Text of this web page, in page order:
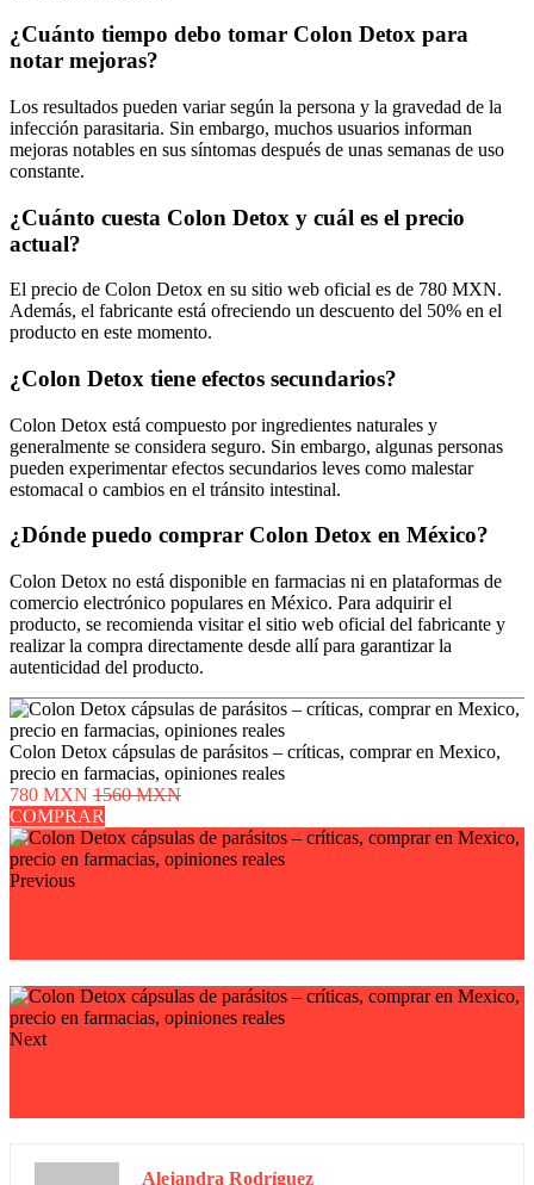
¿Cuánto tiempo debo tomar Colon Detox para
notar mejoras?
Los resultados pueden variar según la persona y la gravedad de la
infección parasitaria. Sin embargo, muchos usuarios informan
mejoras notables en sus síntomas después de unas semanas de uso
constante.
¿Cuánto cuesta Colon Detox y cuál es el precio
actual?
El precio de Colon Detox en su sitio web oficial es de 780 MXN.
Además, el fabricante está ofreciendo un descuento del 50% en el
producto en este momento.
¿Colon Detox tiene efectos secundarios?
Colon Detox está compuesto por ingredientes naturales y
generalmente se considera seguro. Sin embargo, algunas personas
pueden experimentar efectos secundarios leves como malestar
estomacal o cambios en el tránsito intestinal.
¿Dónde puedo comprar Colon Detox en México?
Colon Detox no está disponible en farmacias ni en plataformas de
comercio electrónico populares en México. Para adquirir el
producto, se recomienda visitar el sitio web oficial del fabricante y
realizar la compra directamente desde allí para garantizar la
autenticidad del producto.
Colon Detox cápsulas de parásitos – críticas, comprar en Mexico,
precio en farmacias, opiniones reales
780 MXN 1560 MXN
COMPRAR
Previous
Next
Alejandra Rodríguez